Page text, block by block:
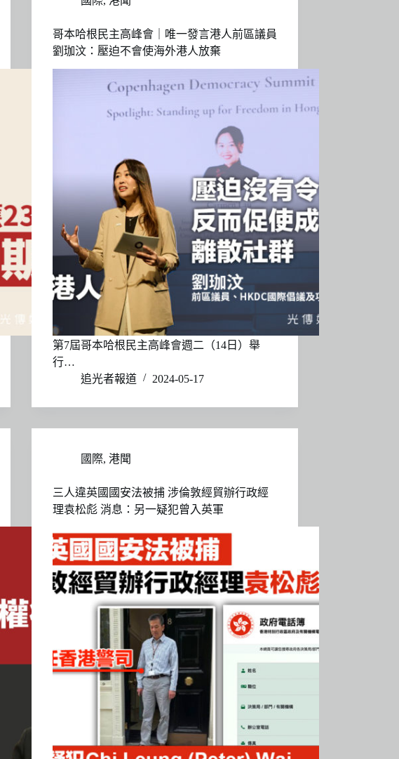
哥本哈根民主高峰會｜唯一發言港人前區議員
劉珈汶：壓迫不會使海外港人放棄
第7屆哥本哈根民主高峰會週二（14日）舉
行…
追光者報道
2024-05-17
國際, 港聞
三人違英國國安法被捕 涉倫敦經貿辦行政經
理袁松彪 消息：另一疑犯曾入英軍